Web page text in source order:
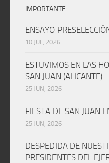
IMPORTANTE
ENSAYO
10 JUL, 2026
ESTUVIMOS EN LAS
SAN JUAN (ALICANTE)
25 JUN, 2026
FIESTA DE SAN JUAN
25 JUN, 2026
DESPEDIDA DE
PRESIDENTES DEL